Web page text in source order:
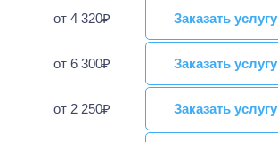
от 4 320₽ Заказать услугу
Заказать услугу
от 6 300₽ Заказать услугу
Заказать услугу
от 2 250₽ Заказать услугу
Заказать услугу